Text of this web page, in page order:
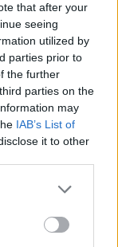
that after your
seeing
utilized by
parties prior to
the further
parties on the
may
IAB’s List of
it to other
more Google
may click to
party tags to
iTAK
uspešnico